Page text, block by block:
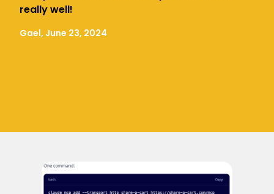
really well!
Gael, June 23, 2024